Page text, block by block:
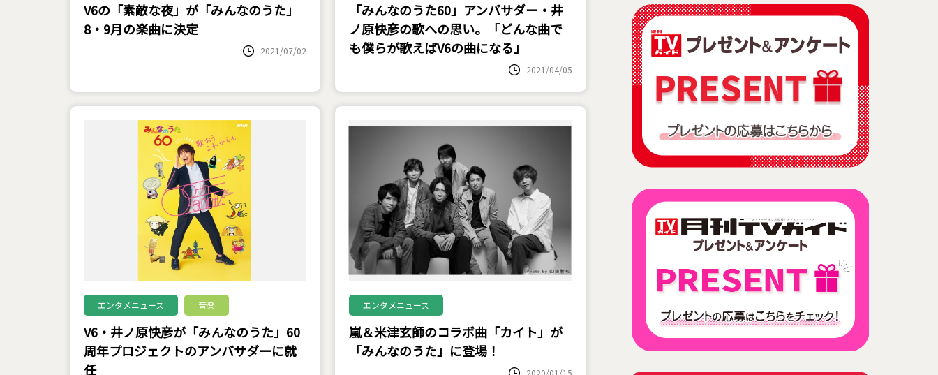
V6の「素敵な夜」が「みんなのうた」
8・9月の楽曲に決定
2021/07/02
「みんなのうた60」アンバサダー・井
ノ原快彦の歌への思い。「どんな曲で
も僕らが歌えばV6の曲になる」
2021/04/05
エンタメニュース 音楽
V6・井ノ原快彦が「みんなのうた」60
周年プロジェクトのアンバサダーに就
任
エンタメニュース
嵐＆米津玄師のコラボ曲「カイト」が
「みんなのうた」に登場！
2020/01/15